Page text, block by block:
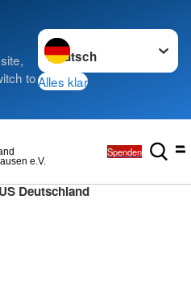
to
Sprache wechseln zu
Alles klar
e.V.
Spenden
Deutschland